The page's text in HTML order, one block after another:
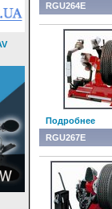
RGU264E
Подробнее
RGU267E